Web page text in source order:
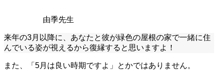
由季先生
来年の3月以降に、あなたと彼が緑色の屋根の家で一緒に住
んでいる姿が視えるから復縁すると思いますよ！
また、「5月は良い時期ですよ」とかではありません。